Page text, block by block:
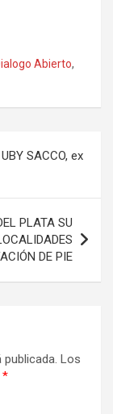
Abierto,
SACCO, ex
PLATA SU
DE PIE
Los
*